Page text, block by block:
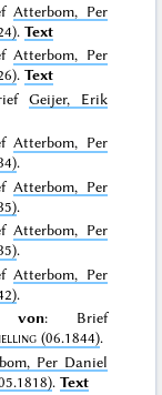
Atterbom, Per
.Text
Atterbom, Per
.Text
Geijer, Erik
Atterbom, Per
.
Atterbom, Per
.
Atterbom, Per
.
Atterbom, Per
.
von: Brief
(06.1844).
Per Daniel
.Text